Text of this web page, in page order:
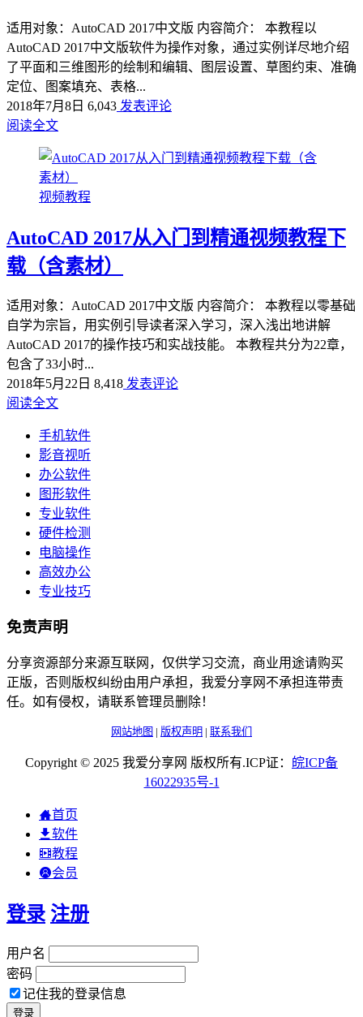
适用对象：AutoCAD 2017中文版 内容简介： 本教程以
AutoCAD 2017中文版软件为操作对象，通过实例详尽地介绍
了平面和三维图形的绘制和编辑、图层设置、草图约束、准确
定位、图案填充、表格...
2018年7月8日 6,043 发表评论
阅读全文
视频教程
AutoCAD 2017从入门到精通视频教程下
载（含素材）
适用对象：AutoCAD 2017中文版 内容简介： 本教程以零基础
自学为宗旨，用实例引导读者深入学习，深入浅出地讲解
AutoCAD 2017的操作技巧和实战技能。 本教程共分为22章，
包含了33小时...
2018年5月22日 8,418 发表评论
阅读全文
手机软件
影音视听
办公软件
图形软件
专业软件
硬件检测
电脑操作
高效办公
专业技巧
免责声明
分享资源部分来源互联网，仅供学习交流，商业用途请购买
正版，否则版权纠纷由用户承担，我爱分享网不承担连带责
任。如有侵权，请联系管理员删除！
网站地图 | 版权声明 | 联系我们
Copyright © 2025 我爱分享网 版权所有.ICP证： 皖ICP备
16022935号-1
首页
软件
教程
会员
登录 注册
用户名
密码
记住我的登录信息